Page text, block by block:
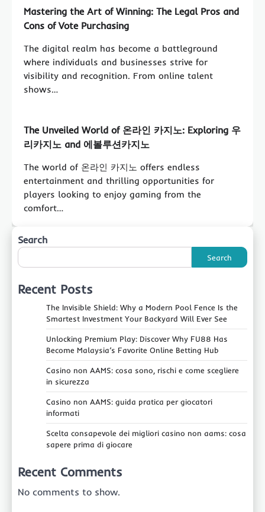
Mastering the Art of Winning: The Legal Pros and
Cons of Vote Purchasing
The digital realm has become a battleground
where individuals and businesses strive for
visibility and recognition. From online talent
shows…
The Unveiled World of 온라인 카지노: Exploring 우
리카지노 and 에볼루션카지노
The world of 온라인 카지노 offers endless
entertainment and thrilling opportunities for
players looking to enjoy gaming from the
comfort…
Search
Search
Recent Posts
The Invisible Shield: Why a Modern Pool Fence Is the
Smartest Investment Your Backyard Will Ever See
Unlocking Premium Play: Discover Why FU88 Has
Become Malaysia’s Favorite Online Betting Hub
Casino non AAMS: cosa sono, rischi e come scegliere
in sicurezza
Casino non AAMS: guida pratica per giocatori
informati
Scelta consapevole dei migliori casino non aams: cosa
sapere prima di giocare
Recent Comments
No comments to show.